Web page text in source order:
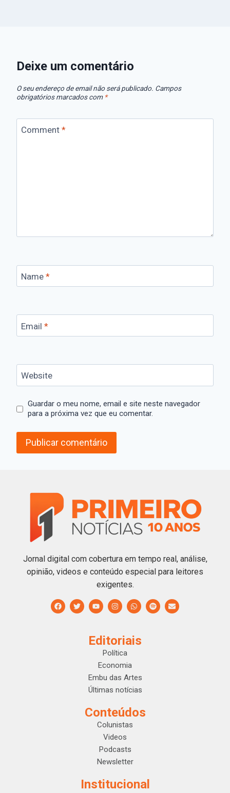
Deixe um comentário
O seu endereço de email não será publicado. Campos
obrigatórios marcados com *
Comment *
Name *
Email *
Website
Guardar o meu nome, email e site neste navegador
para a próxima vez que eu comentar.
Jornal digital com cobertura em tempo real, análise,
opinião, videos e conteúdo especial para leitores
exigentes.
Editoriais
Política
Economia
Embu das Artes
Últimas notícias
Conteúdos
Colunistas
Videos
Podcasts
Newsletter
Institucional